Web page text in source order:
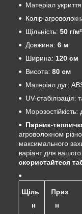
Матеріал
Колір
Щільність: 50 г/м²
Довжина: 6 м
Ширина: 120 см
Висота: 80 см
Матеріал дуг:
UV-стабілізація:
Морозостійкість:
Парник-
агроволокном
максимального
варіант для
скористайтеся
Щіль
н
Приз
н